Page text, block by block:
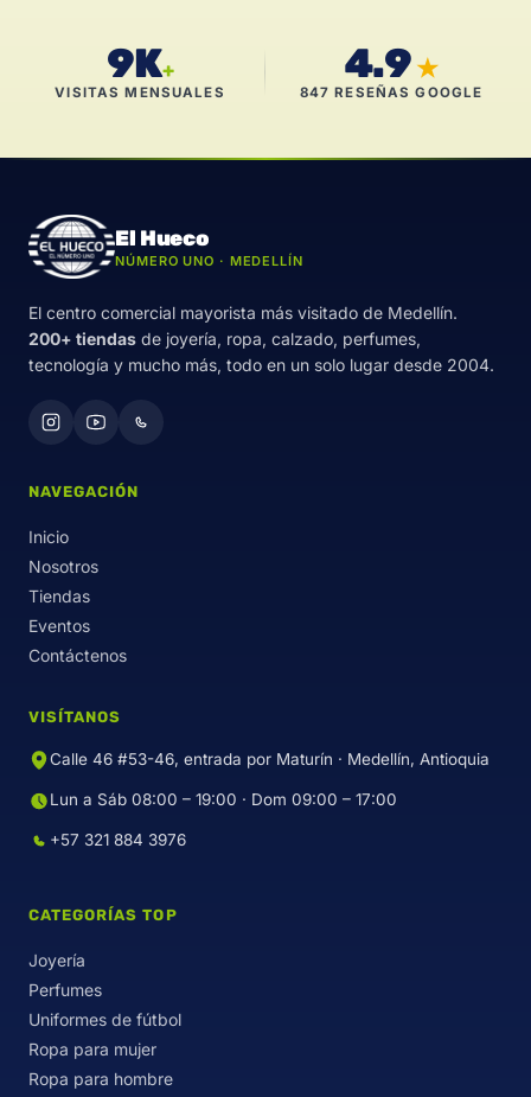
9K+
VISITAS MENSUALES
4.9 ★
847 RESEÑAS GOOGLE
El Hueco
NÚMERO UNO · MEDELLÍN
El centro comercial mayorista más visitado de Medellín.
200+ tiendas de joyería, ropa, calzado, perfumes,
tecnología y mucho más, todo en un solo lugar desde 2004.
NAVEGACIÓN
Inicio
Nosotros
Tiendas
Eventos
Contáctenos
VISÍTANOS
Calle 46 #53-46, entrada por Maturín · Medellín, Antioquia
Lun a Sáb 08:00 – 19:00 · Dom 09:00 – 17:00
+57 321 884 3976
CATEGORÍAS TOP
Joyería
Perfumes
Uniformes de fútbol
Ropa para mujer
Ropa para hombre